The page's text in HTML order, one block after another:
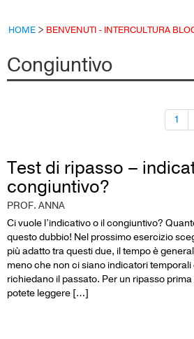
HOME > BENVENUTI - INTERCULTURA
Congiuntivo
1
Test di ripasso –
congiuntivo?
PROF. ANNA
Ci vuole l’indicativo o il congiuntivo?
questo dubbio! Nel prossimo esercizio
più adatto tra questi due, il tempo è
meno che non ci siano indicatori
richiedano il passato. Per un ripasso
potete leggere […]